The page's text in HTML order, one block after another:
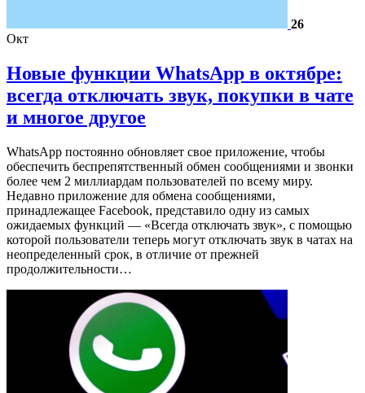
26
Окт
Новые функции WhatsApp в октябре:
всегда отключать звук, покупки в чате
и многое другое
WhatsApp постоянно обновляет свое приложение, чтобы
обеспечить беспрепятственный обмен сообщениями и звонки
более чем 2 миллиардам пользователей по всему миру.
Недавно приложение для обмена сообщениями,
принадлежащее Facebook, представило одну из самых
ожидаемых функций — «Всегда отключать звук», с помощью
которой пользователи теперь могут отключать звук в чатах на
неопределенный срок, в отличие от прежней
продолжительности…